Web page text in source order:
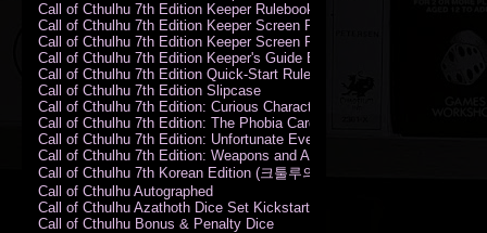
Call of Cthulhu 7th Edition Keeper Rulebook Softcover
Call of Cthulhu 7th Edition Keeper Screen Pack
Call of Cthulhu 7th Edition Keeper Screen Pack (PDF)
Call of Cthulhu 7th Edition Keeper's Guide El Artesano del Rey Edition
Call of Cthulhu 7th Edition Quick-Start Rules (PDF)
Call of Cthulhu 7th Edition Slipcase
Call of Cthulhu 7th Edition: Curious Characters Card Deck
Call of Cthulhu 7th Edition: The Phobia Card Deck
Call of Cthulhu 7th Edition: Unfortunate Events Card Deck
Call of Cthulhu 7th Edition: Weapons and Artifacts Card Deck
Call of Cthulhu 7th Korean Edition (크툴루의 부름: 수호자 룰북)
Call of Cthulhu Autographed
Call of Cthulhu Azathoth Dice Set Kickstarter Edition
Call of Cthulhu Bonus & Penalty Dice